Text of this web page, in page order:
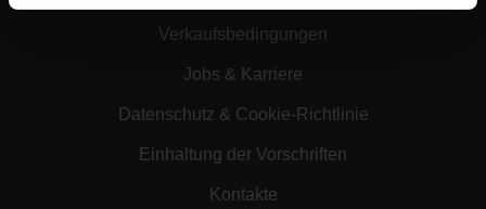
Verkaufsbedingungen
Jobs & Karriere
Datenschutz & Cookie-Richtlinie
Einhaltung der Vorschriften
Kontakte